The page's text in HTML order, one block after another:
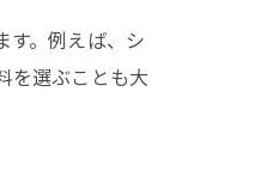
す。例えば、シ
を選ぶことも大